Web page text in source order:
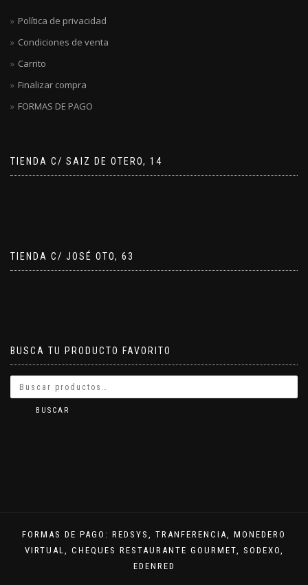
Política de privacidad
Condiciones de venta
Carrito
Finalizar compra
FORMAS DE PAGO
TIENDA C/ SAIZ DE OTERO, 14
TIENDA C/ JOSÉ OTO, 63
BUSCA TU PRODUCTO FAVORITO
BUSCAR
FORMAS DE PAGO: REDSYS, TRANFERENCIA, MONEDERO
VIRTUAL, CHEQUES RESTAURANTE GOURMET, SODEXO,
EDENRED